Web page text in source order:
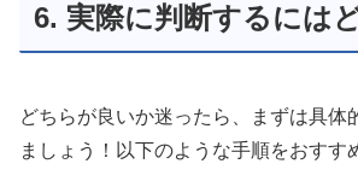
6. 実際に判断するには
どちらが良いか迷ったら、まずは具体
ましょう！以下のような手順をおすす